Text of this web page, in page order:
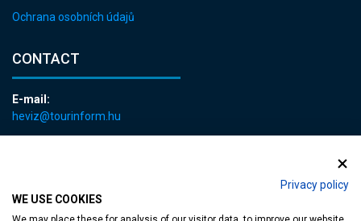
Privacy policy
WE USE COOKIES
Ochrana osobních údajů
CONTACT
E-mail:
heviz@tourinform.hu